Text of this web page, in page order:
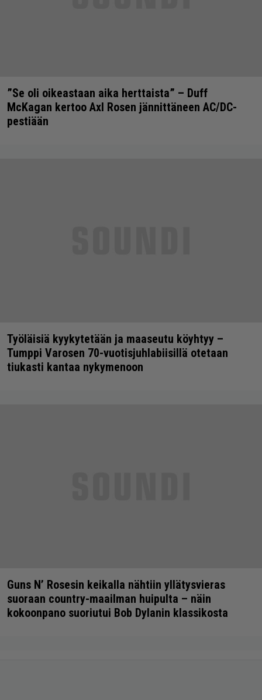
”Se oli oikeastaan aika herttaista” – Duff
McKagan kertoo Axl Rosen jännittäneen AC/DC-
pestiään
Työläisiä kyykytetään ja maaseutu köyhtyy –
Tumppi Varosen 70-vuotisjuhlabiisillä otetaan
tiukasti kantaa nykymenoon
Guns N’ Rosesin keikalla nähtiin yllätysvieras
suoraan country-maailman huipulta – näin
kokoonpano suoriutui Bob Dylanin klassikosta